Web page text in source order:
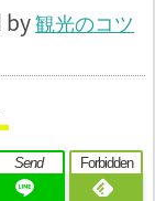
by観光のコツ
Send Forbidden